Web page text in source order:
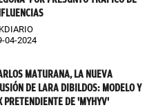
04-2024
MATURANA, LA NUEVA
DE LARA DIBILDOS: MODELO Y
PRETENDIENTE DE 'MYHYV'